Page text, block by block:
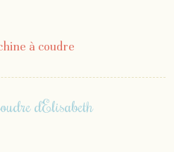
à coudre
d’Elisabeth